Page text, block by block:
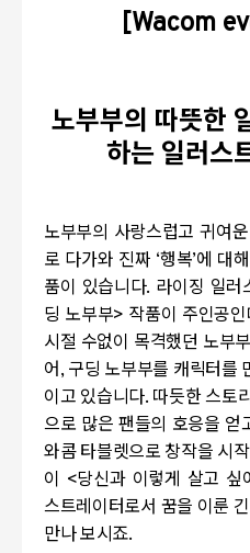
[Wacom
노부부의 따뜻한
하는 일러스
노부부의 사랑스럽고 귀여
로 다가와 진짜 ‘행복’에 대
품이 있습니다. 라이징 일러
딩 노부부> 작품이 주인공인
시절 수없이 목격했던 노부
어, 구딩 노부부를 캐릭터를
이고 있습니다. 따듯한 스토
으로 많은 팬들의 호응을 얻
와콤 타블렛으로 창작을 시
이 <당신과 이렇게 살고 싶
스트레이터로서 꿈을 이룬
만나 보시죠.